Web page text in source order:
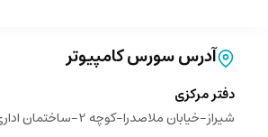
آدرس سورس کامپیوتر
دفتر مرکزی
شیراز-خیابان ملاصدرا-کوچه 2-ساختمان اداری-طبقه 4-واحد 104